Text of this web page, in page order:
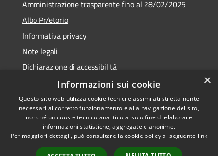
Amministrazione trasparente fino al 28/02/2025
Albo Pr/etorio
Informativa privacy
Note legali
Dichiarazione di accessibilità
Obiettivi di accessibilità
RSS
Accessibilità
Copyright © 2026 • Comune di
Ranica • Powered by
×
Informazioni sui cookie
Questo sito web utilizza cookie tecnici e assimilati strettamente
necessari al corretto funzionamento e alla navigazione del sito,
nonché un cookie tecnico analitico al solo fine di elaborare
informazioni statistiche, aggregate e anonime.
Per maggiori dettagli, può consultare la cookie policy al seguente link